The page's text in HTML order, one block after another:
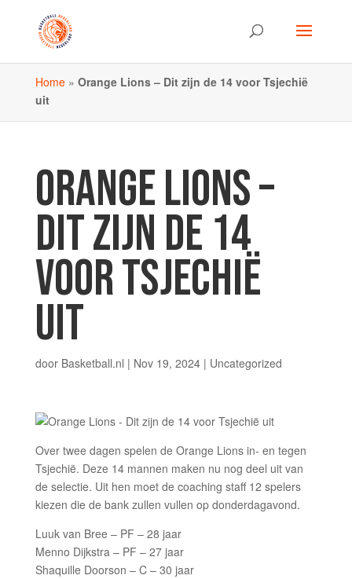
Home» Orange Lions – Dit zijn de 14 voor Tsjechië
uit
ORANGE LIONS –
DIT ZIJN DE 14
VOOR TSJECHIË
UIT
door Basketball.nl | Nov 19, 2024| Uncategorized
Over twee dagen spelen de Orange Lions in- en tegen
Tsjechië. Deze 14 mannen maken nu nog deel uit van
de selectie. Uit hen moet de coaching staff 12 spelers
kiezen die de bank zullen vullen op donderdagavond.
Luuk van Bree – PF – 28 jaar
Menno Dijkstra – PF – 27 jaar
Shaquille Doorson – C – 30 jaar